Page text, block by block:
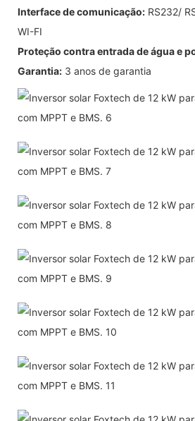
Interface de comunicação: RS232/
WI-FI
Proteção contra entrada de água e
Garantia: 3 anos de garantia